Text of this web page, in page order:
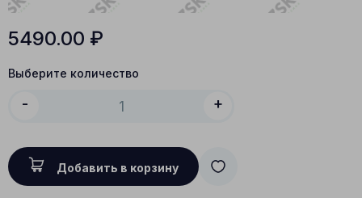
5490.00 ₽
Выберите количество
- +
Добавить в корзину